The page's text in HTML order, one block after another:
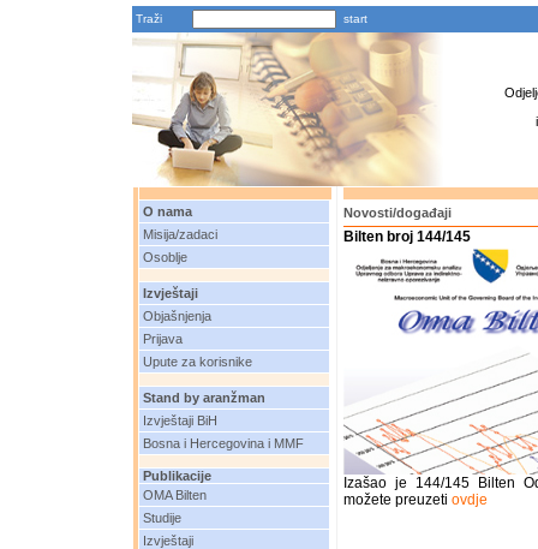
Traži
O nama
Misija/zadaci
Osoblje
Izvještaji
Objašnjenja
Prijava
Upute za korisnike
Stand by aranžman
Izvještaji BiH
Bosna i Hercegovina i MMF
Publikacije
OMA Bilten
Studije
Izvještaji
Novosti/događaji
Bilten broj 144/145
Izašao je 144/145 Bilten
možete preuzeti ovdje